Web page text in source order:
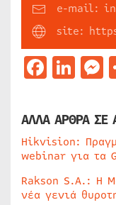
e-mail:
site:
ΑΛΛΑ ΑΡΘΡΑ ΣΕ
Hikvision:
webinar για τα
Rakson S.A.: Η
νέα γενιά